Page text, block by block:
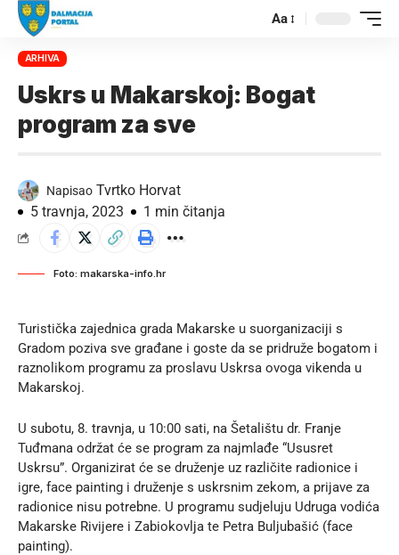
Aa
ARHIVA
Uskrs u Makarskoj: Bogat
program za sve
Napisao Tvrtko Horvat
5 travnja, 2023
1 min čitanja
Foto: makarska-info.hr
Turistička zajednica grada Makarske u suorganizaciji s
Gradom poziva sve građane i goste da se pridruže bogatom i
raznolikom programu za proslavu Uskrsa ovoga vikenda u
Makarskoj.
U subotu, 8. travnja, u 10:00 sati, na Šetalištu dr. Franje
Tuđmana održat će se program za najmlađe “Ususret
Uskrsu”. Organizirat će se druženje uz različite radionice i
igre, face painting i druženje s uskrsnim zekom, a prijave za
radionice nisu potrebne. U programu sudjeluju Udruga vodića
Makarske Rivijere i Zabiokovlja te Petra Buljubašić (face
painting).